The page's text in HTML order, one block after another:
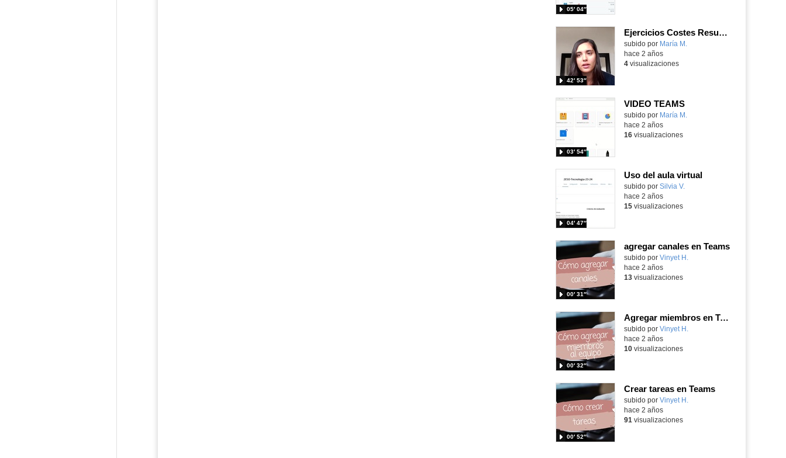
05′ 04″
Ejercicios Costes Resuelto en Teams
Contenido educativo.
subido por María M.
42′ 53″
hace 2 años
4visualizaciones
VIDEO TEAMS
Contenido educativo.
subido por María M.
03′ 54″
hace 2 años
16visualizaciones
Uso del aula virtual
subido por Silvia V.
04′ 47″
hace 2 años
15visualizaciones
agregar canales en Teams
subido por Vinyet H.
00′ 31″
hace 2 años
13visualizaciones
Agregar miembros en Teams
subido por Vinyet H.
00′ 32″
hace 2 años
10visualizaciones
Crear tareas en Teams
subido por Vinyet H.
00′ 52″
hace 2 años
91 visualizaciones